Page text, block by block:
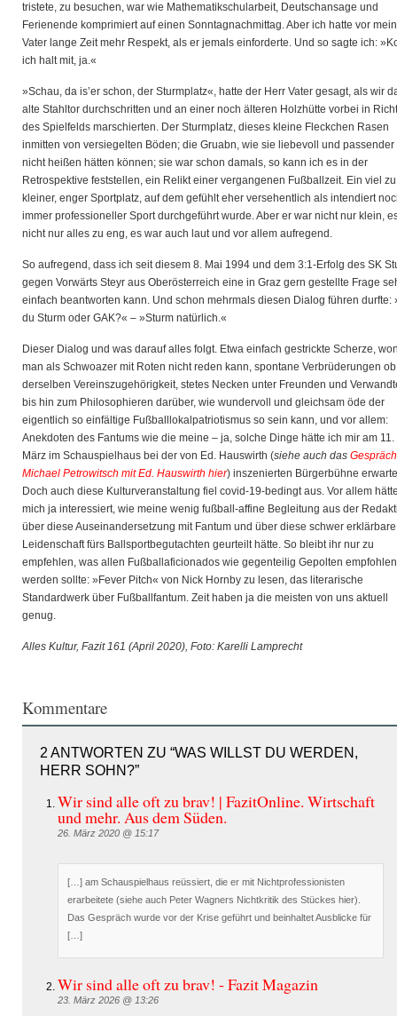
tristete, zu besuchen, war wie Mathematikschularbeit, Deutschansage und
Ferienende komprimiert auf einen Sonntagnachmittag. Aber ich hatte vor
Vater lange Zeit mehr Respekt, als er jemals einforderte. Und so sagte ich:
ich halt mit, ja.«
»Schau, da is’er schon, der Sturmplatz«, hatte der Herr Vater gesagt, als wir
alte Stahltor durchschritten und an einer noch älteren Holzhütte vorbei in
des Spielfelds marschierten. Der Sturmplatz, dieses kleine Fleckchen Rasen
inmitten von versiegelten Böden; die Gruabn, wie sie liebevoll und passender
nicht heißen hätten können; sie war schon damals, so kann ich es in der
Retrospektive feststellen, ein Relikt einer vergangenen Fußballzeit. Ein viel zu
kleiner, enger Sportplatz, auf dem gefühlt eher versehentlich als intendiert
immer professioneller Sport durchgeführt wurde. Aber er war nicht nur klein,
nicht nur alles zu eng, es war auch laut und vor allem aufregend.
So aufregend, dass ich seit diesem 8. Mai 1994 und dem 3:1-Erfolg des SK
gegen Vorwärts Steyr aus Oberösterreich eine in Graz gern gestellte Frage
einfach beantworten kann. Und schon mehrmals diesen Dialog führen durfte:
du Sturm oder GAK?« – »Sturm natürlich.«
Dieser Dialog und was darauf alles folgt. Etwa einfach gestrickte Scherze,
man als Schwoazer mit Roten nicht reden kann, spontane Verbrüderungen ob
derselben Vereinszugehörigkeit, stetes Necken unter Freunden und
bis hin zum Philosophieren darüber, wie wundervoll und gleichsam öde der
eigentlich so einfältige Fußballlokalpatriotismus so sein kann, und vor allem:
Anekdoten des Fantums wie die meine – ja, solche Dinge hätte ich mir am 11.
März im Schauspielhaus bei der von Ed. Hauswirth (siehe auch das
Michael Petrowitsch mit Ed. Hauswirth hier) inszenierten Bürgerbühne
Doch auch diese Kulturveranstaltung fiel covid-19-bedingt aus. Vor allem
mich ja interessiert, wie meine wenig fußball-affine Begleitung aus der
über diese Auseinandersetzung mit Fantum und über diese schwer erklärbare
Leidenschaft fürs Ballsportbegutachten geurteilt hätte. So bleibt ihr nur zu
empfehlen, was allen Fußballaficionados wie gegenteilig Gepolten empfohlen
werden sollte: »Fever Pitch« von Nick Hornby zu lesen, das literarische
Standardwerk über Fußballfantum. Zeit haben ja die meisten von uns aktuell
genug.
Alles Kultur, Fazit 161 (April 2020), Foto: Karelli Lamprecht
Kommentare
2 ANTWORTEN ZU “WAS WILLST DU WERDEN,
HERR SOHN?”
Wir sind alle oft zu brav! | FazitOnline. Wirtschaft
und mehr. Aus dem Süden.
26. März 2020 @ 15:17
[…] am Schauspielhaus reüssiert, die er mit Nichtprofessionisten
erarbeitete (siehe auch Peter Wagners Nichtkritik des Stückes hier).
Das Gespräch wurde vor der Krise geführt und beinhaltet Ausblicke für
[…]
Wir sind alle oft zu brav! - Fazit Magazin
23. März 2026 @ 13:26